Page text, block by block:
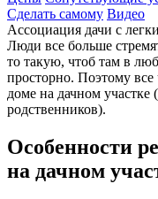
Сделать самому Видео
Ассоциация дачи с
Люди все больше
то такую, чтоб там в
просторно. Поэтому
доме на дачном участке
родственников).
Особенности
на дачном